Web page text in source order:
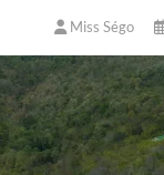
Miss Ségo